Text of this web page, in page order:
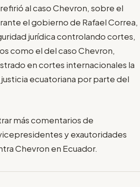
al caso Chevron, sobre el
el gobierno de Rafael Correa,
jurídica controlando cortes,
como el del caso Chevron,
en cortes internacionales la
ecuatoriana por parte del
más comentarios de
y exautoridades
Chevron en Ecuador.